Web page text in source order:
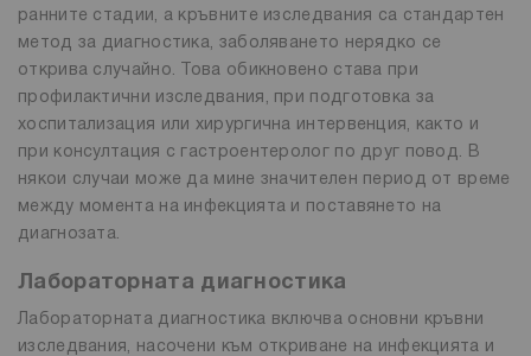
ранните стадии, а кръвните изследвания са стандартен
метод за диагностика, заболяването нерядко се
открива случайно. Това обикновено става при
профилактични изследвания, при подготовка за
хоспитализация или хирургична интервенция, както и
при консултация с гастроентеролог по друг повод. В
някои случаи може да мине значителен период от време
между момента на инфекцията и поставянето на
диагнозата.
Лабораторната диагностика
Лабораторната диагностика включва основни кръвни
изследвания, насочени към откриване на инфекцията и